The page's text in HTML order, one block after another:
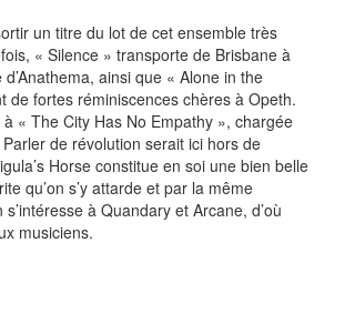
un titre du lot de cet ensemble très
« Silence » transporte de Brisbane à
ainsi que « Alone in the
de fortes réminiscences chères à Opeth.
« The City Has No Empathy », chargée
Parler de révolution serait ici hors de
Horse constitue en soi une bien belle
qu’on s’y attarde et par la même
s’intéresse à Quandary et Arcane, d’où
musiciens.